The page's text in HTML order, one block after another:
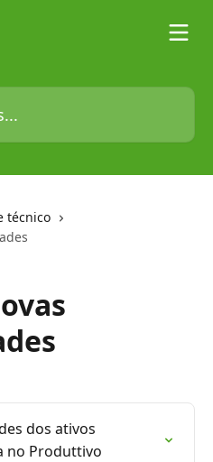
técnico
dos ativos
no Produttivo